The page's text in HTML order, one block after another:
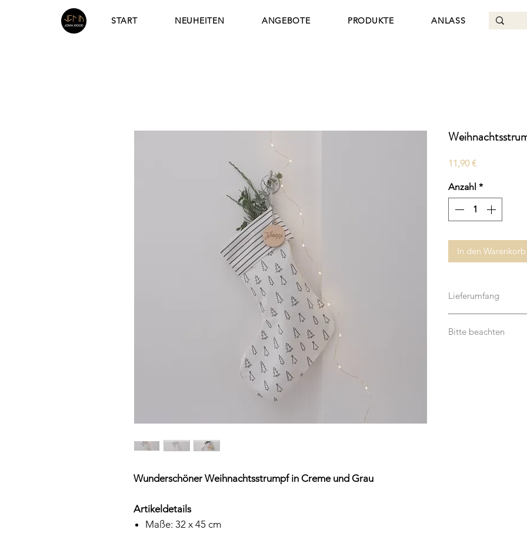
START NEUHEITEN ANGEBOTE PRODUKTE ANLASS
Wunderschöner Weihnachtsstrumpf in Creme und Grau
Artikeldetails
Maße: 32 x 45 cm
11,90 €Preis
Anzahl *
In den Warenkorb
Lieferumfang
Inhalt.
Bitte beachten